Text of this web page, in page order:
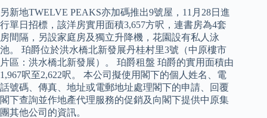
另新地TWELVE PEAKS亦加碼推出9號屋，11月28日進
行單日招標，該洋房實用面積3,657方呎，連書房為4套
房間隔，另設家庭房及獨立升降機，花園設有私人泳
池。 珀爵位於洪水橋北新發展丹桂村里3號（中原樓市
片區：洪水橋北新發展）。 珀爵租盤 珀爵的實用面積由
1,967呎至2,622呎。 本公司擬使用閣下的個人姓名、電
話號碼、傳真、地址或電郵地址處理閣下的申請、回覆
閣下查詢並作地產代理服務的促銷及向閣下提供中原集
團其他公司的資訊。